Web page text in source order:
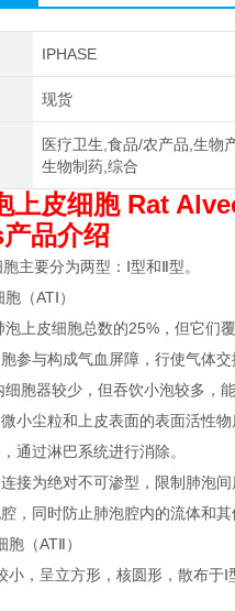
IPHASE
现货
医疗卫生,食品/农产品,生物
生物制药,综合
上皮细胞Rat
品介绍
主要分为两型：Ⅰ型和Ⅱ型。
（ATⅠ）
泡上皮细胞总数的25%，但它们
参与构成气血屏障，行使气体交
细胞器较少，但吞饮小泡较多，
小尘粒和上皮表面的表面活性
通过淋巴系统进行消除。
接为绝对不可渗型，限制肺泡
，同时防止肺泡腔内的流体和其
（ATⅡ）
小，呈立方形，核圆形，散布于Ⅰ